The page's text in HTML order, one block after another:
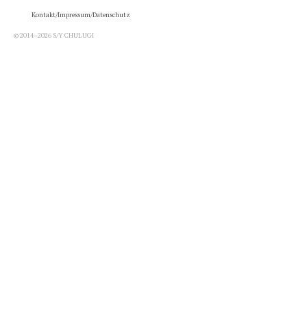
Kontakt/Impressum/Datenschutz
© 2014–2026 S/Y CHULUGI